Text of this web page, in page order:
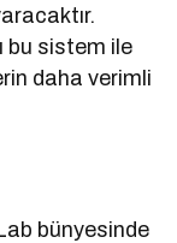
bu sistem ile
daha verimli
bünyesinde